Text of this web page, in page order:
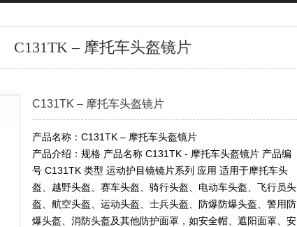
C131TK – 摩托车头盔镜片
C131TK – 摩托车头盔镜片
产品名称：C131TK – 摩托车头盔镜片
产品介绍：规格 产品名称 C131TK - 摩托车头盔镜片 产品编
号 C131TK 类型 运动护目镜镜片系列 应用 适用于摩托车头
盔、越野头盔、赛车头盔、骑行头盔、电动车头盔、飞行员头
盔、航空头盔、运动头盔、士兵头盔、防爆防爆头盔、警用防
爆头盔、消防头盔及其他防护面罩，如安全帽、遮阳面罩、安